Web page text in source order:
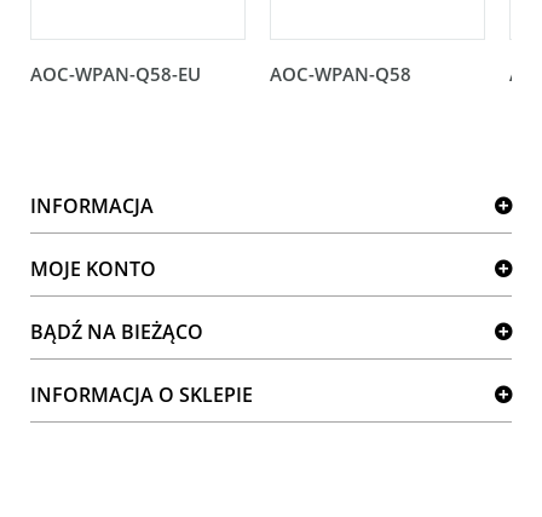
AOC-WPAN-Q58-EU AOC-WPAN-Q58
INFORMACJA
MOJE KONTO
BĄDŹ NA BIEŻĄCO
INFORMACJA O SKLEPIE